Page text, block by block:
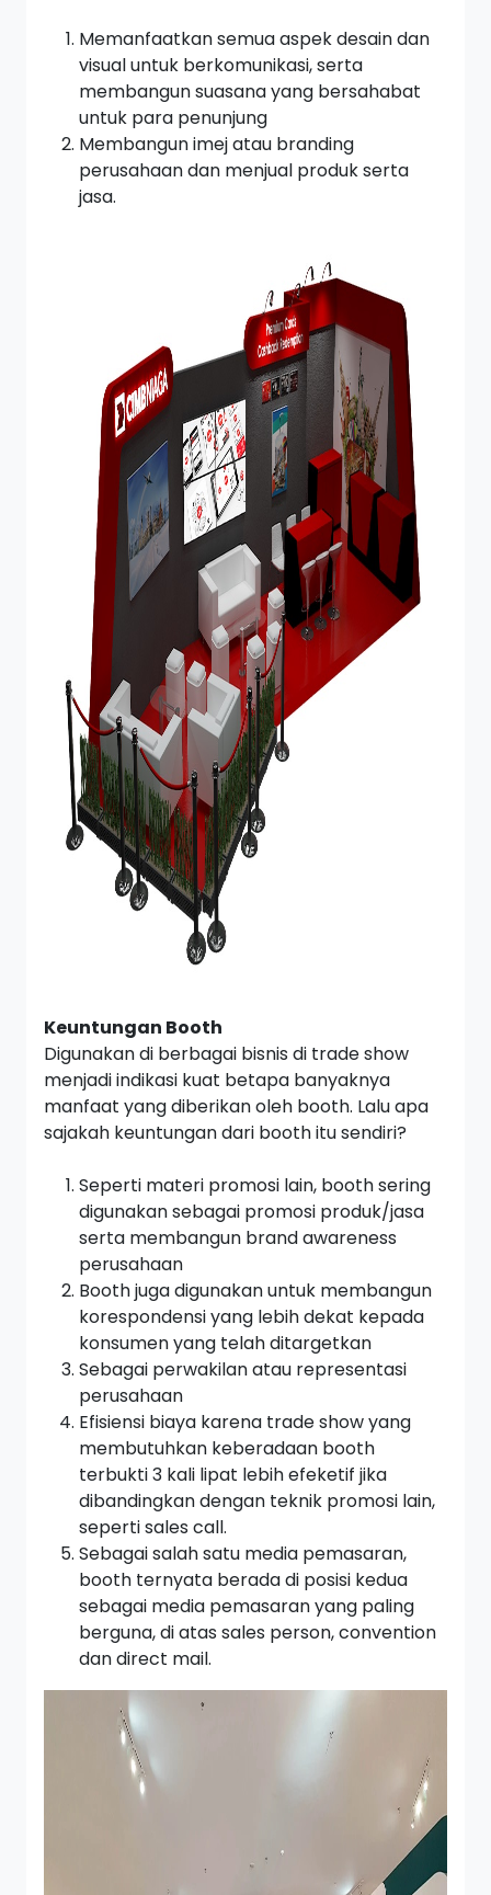
Memanfaatkan semua aspek desain dan
visual untuk berkomunikasi, serta
membangun suasana yang bersahabat
untuk para penunjung
Membangun imej atau branding
perusahaan dan menjual produk serta
jasa.
Keuntungan Booth
Digunakan di berbagai bisnis di trade show
menjadi indikasi kuat betapa banyaknya
manfaat yang diberikan oleh booth. Lalu apa
sajakah keuntungan dari boothitu sendiri?
Seperti materi promosi lain, boothsering
digunakan sebagai promosi produk/jasa
serta membangun brand awareness
perusahaan
Boothjuga digunakan untuk membangun
korespondensi yang lebih dekat kepada
konsumen yang telah ditargetkan
Sebagai perwakilan atau representasi
perusahaan
Efisiensi biaya karena trade showyang
membutuhkan keberadaan booth
terbukti 3 kali lipat lebih efeketif jika
dibandingkan dengan teknik promosi lain,
sepertisales call.
Sebagai salah satu media pemasaran,
booth ternyata berada di posisi kedua
sebagai media pemasaran yang paling
berguna, di atas sales person, convention
dandirect mail.